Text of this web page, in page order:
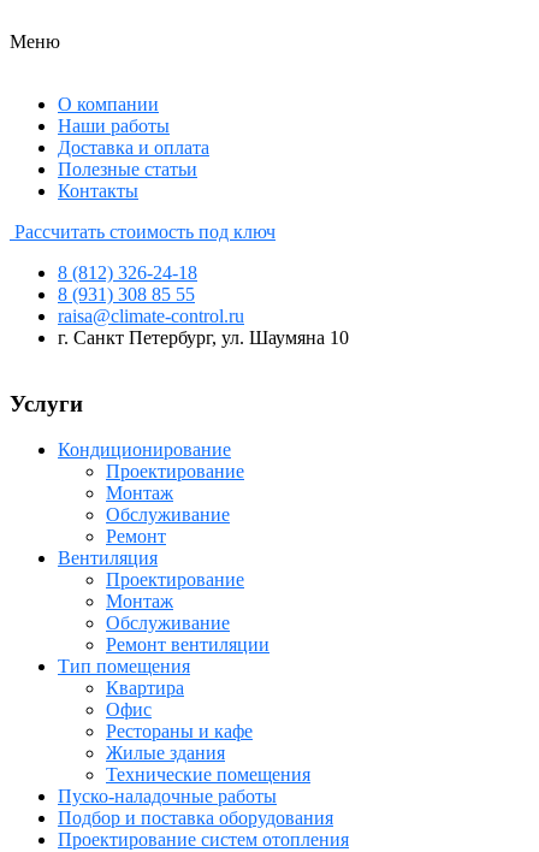
Меню
О компании
Наши работы
Доставка и оплата
Полезные статьи
Контакты
Рассчитать стоимость под ключ
8 (812) 326-24-18
8 (931) 308 85 55
raisa@climate-control.ru
г. Санкт Петербург, ул. Шаумяна 10
Услуги
Кондиционирование
Проектирование
Монтаж
Обслуживание
Ремонт
Вентиляция
Проектирование
Монтаж
Обслуживание
Ремонт вентиляции
Тип помещения
Квартира
Офис
Рестораны и кафе
Жилые здания
Технические помещения
Пуско-наладочные работы
Подбор и поставка оборудования
Проектирование систем отопления